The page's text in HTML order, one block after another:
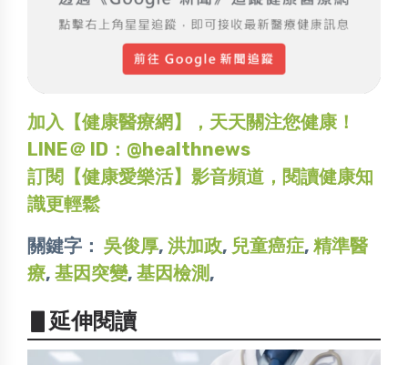
加入【健康醫療網】，天天關注您健康！
LINE＠ ID：@healthnews
訂閱【健康愛樂活】影音頻道，閱讀健康知
識更輕鬆
關鍵字： 吳俊厚, 洪加政, 兒童癌症, 精準醫
療, 基因突變, 基因檢測,
▋延伸閱讀